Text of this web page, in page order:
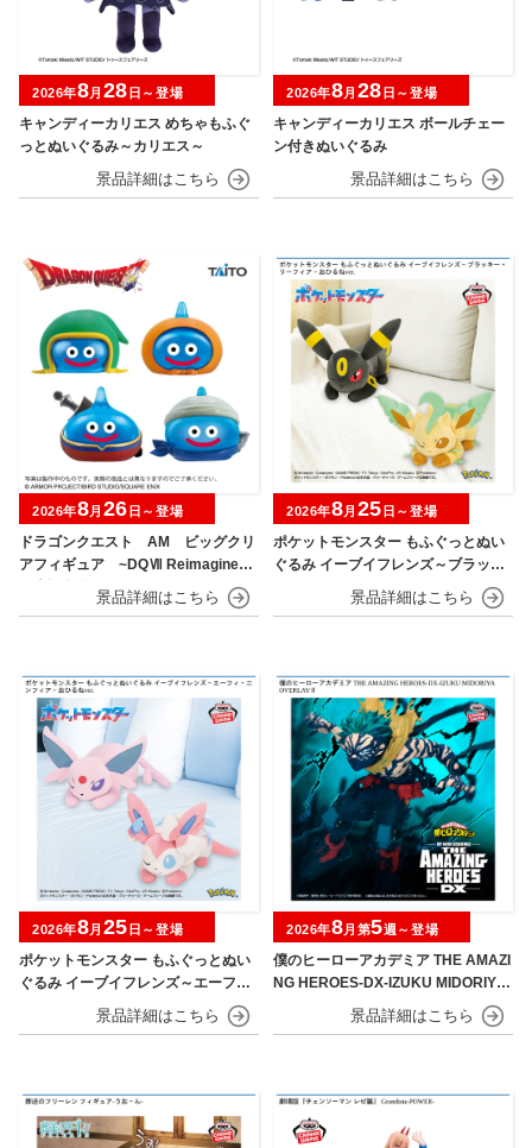
キャンディーカリエス めちゃもふぐ
っとぬいぐるみ～カリエス～
2026年8月 28 日～登場
キャンディーカリエス ボールチェー
ン付きぬいぐるみ
2026年8月 28 日～登場
ドラゴンクエスト AM ビッグクリ
アフィギュア ~DQⅦ Reimagined
発売記念編~
2026年8月 26 日～登場
ポケットモンスター もふぐっとぬい
ぐるみ イーブイフレンズ～ブラッキ
ー・リーフィア～おひるねver.
2026年8月 25 日～登場
ポケットモンスター もふぐっとぬい
ぐるみ イーブイフレンズ～エーフ
ィ・ニンフィア～おひるねver.
2026年8月 25 日～登場
僕のヒーローアカデミア THE AMAZI
NG HEROES-DX-IZUKU MIDORIYA
OVERLAY Ⅱ
2026年8月第5週～登場